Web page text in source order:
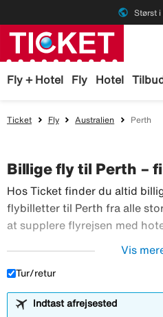
public Størst i
Fly + Hotel Fly Hotel Tilbud
Ticket Fly Australien Perth
Billige fly til Perth –
Hos Ticket finder du altid
flybilletter til Perth fra alle
at supplere flyrejsen med
Vis
Tur/retur
Indtast afrejsested